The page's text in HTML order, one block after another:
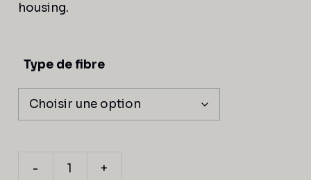
housing.
Type de fibre
- +